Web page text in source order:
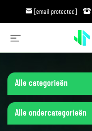
[email protected]
Alle categorieën
Alle ondercategorieën